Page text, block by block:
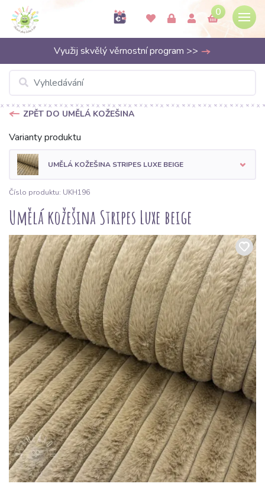
0
Využij skvělý věrnostní program >>
ZPĚT DO UMĚLÁ KOŽEŠINA
Varianty produktu
UMĚLÁ KOŽEŠINA STRIPES LUXE BEIGE
Číslo produktu: UKH196
Umělá kožešina Stripes Luxe beige